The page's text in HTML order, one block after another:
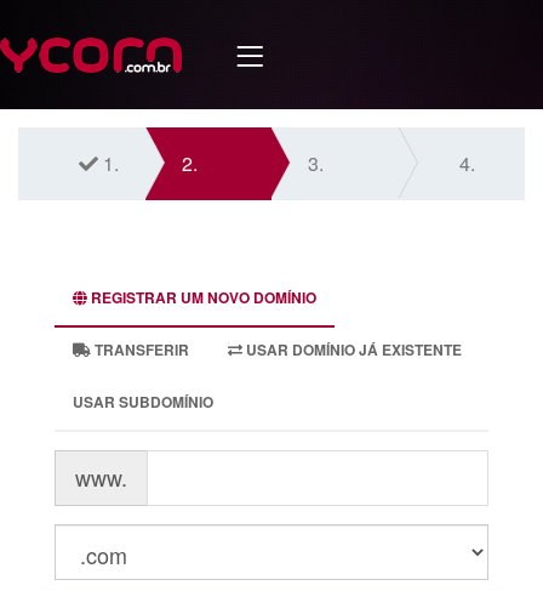
1. 2. 3. 4.
REGISTRAR UM NOVO DOMÍNIO
TRANSFERIR USAR DOMÍNIO JÁ EXISTENTE
USAR SUBDOMÍNIO
www.